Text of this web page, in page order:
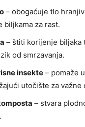
– obogaćuje tlo
biljkama za rast.
– štiti korijenje biljaka
od smrzavanja.
insekte – pomaže
utočište za važne
– stvara